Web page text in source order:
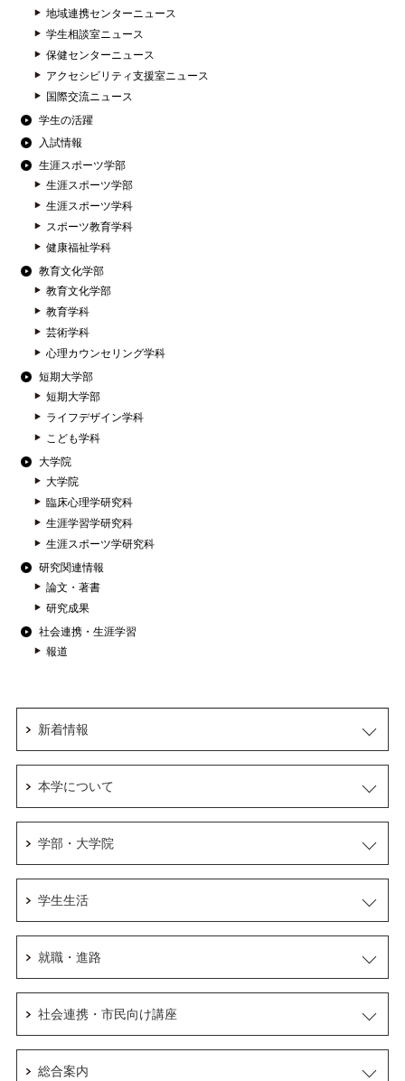
地域連携センターニュース
学生相談室ニュース
保健センターニュース
アクセシビリティ支援室ニュース
国際交流ニュース
学生の活躍
入試情報
生涯スポーツ学部
生涯スポーツ学部
生涯スポーツ学科
スポーツ教育学科
健康福祉学科
教育文化学部
教育文化学部
教育学科
芸術学科
心理カウンセリング学科
短期大学部
短期大学部
ライフデザイン学科
こども学科
大学院
大学院
臨床心理学研究科
生涯学習学研究科
生涯スポーツ学研究科
研究関連情報
論文・著書
研究成果
社会連携・生涯学習
報道
新着情報
本学について
学部・大学院
学生生活
就職・進路
社会連携・市民向け講座
総合案内